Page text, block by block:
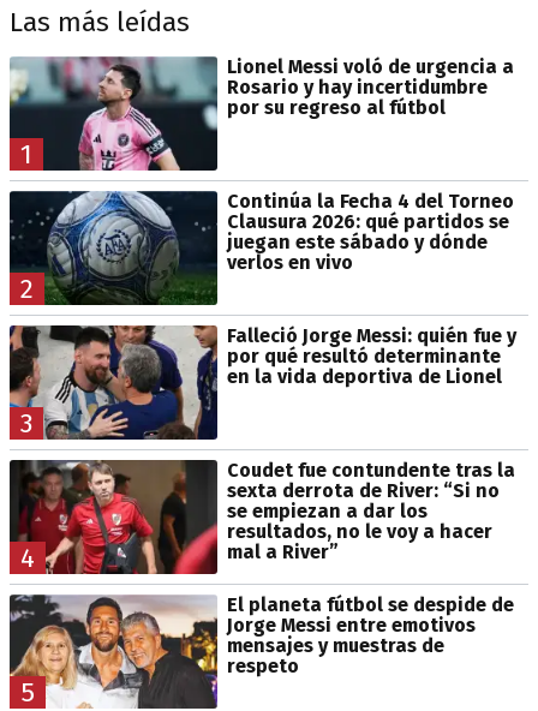
Las más leídas
1
Lionel Messi voló de urgencia a
Rosario y hay incertidumbre
por su regreso al fútbol
2
Continúa la Fecha 4 del Torneo
Clausura 2026: qué partidos se
juegan este sábado y dónde
verlos en vivo
3
Falleció Jorge Messi: quién fue y
por qué resultó determinante
en la vida deportiva de Lionel
4
Coudet fue contundente tras la
sexta derrota de River: “Si no
se empiezan a dar los
resultados, no le voy a hacer
mal a River”
5
El planeta fútbol se despide de
Jorge Messi entre emotivos
mensajes y muestras de
respeto